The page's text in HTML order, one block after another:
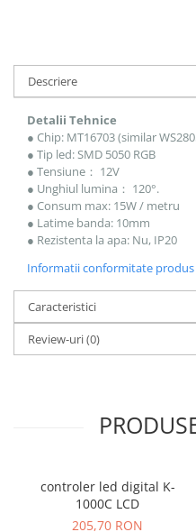
Descriere
Detalii Tehnice
● Chip: MT16703 (similar
● Tip led: SMD 5050 RGB
● Tensiune： 12V
● Unghiul lumina： 120°.
● Consum max: 15W / metru
● Latime banda: 10mm
● Rezistenta la apa: Nu, IP20
Informatii conformitate produs
Caracteristici
Review-uri(0)
controler led digital K-
1000C LCD
205,70 RON